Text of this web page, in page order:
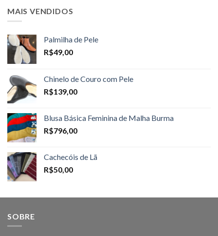
MAIS VENDIDOS
Palmilha de Pele
R$49,00
Chinelo de Couro com Pele
R$139,00
Blusa Básica Feminina de Malha Burma
R$796,00
Cachecóis de Lã
R$50,00
SOBRE